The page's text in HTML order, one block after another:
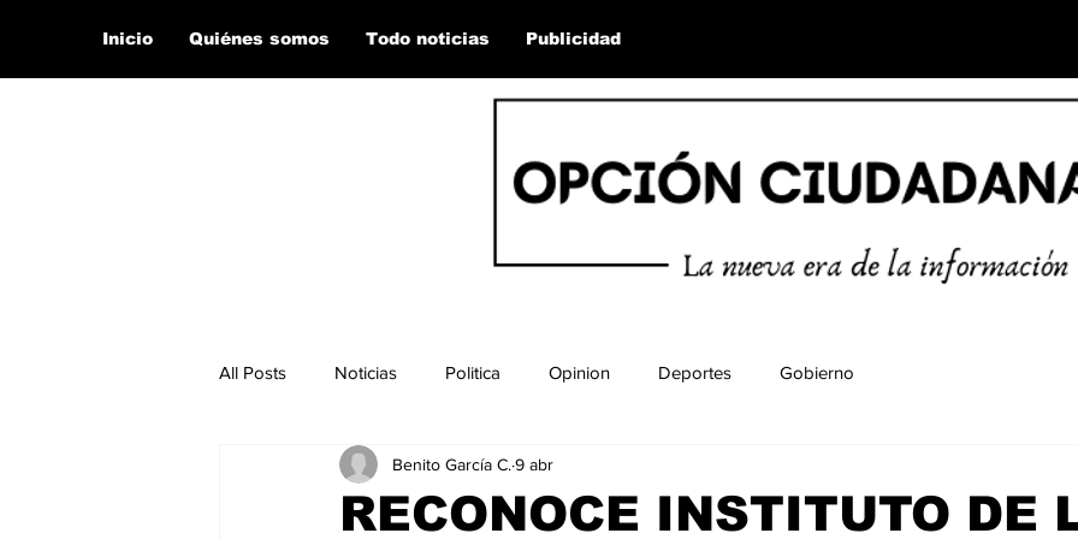
Inicio Quiénes somos Todo noticias Publicidad
All Posts Noticias Politica Opinion Deportes Gobierno
RECONOCE INSTITUTO DE
Benito García C. 9 abr